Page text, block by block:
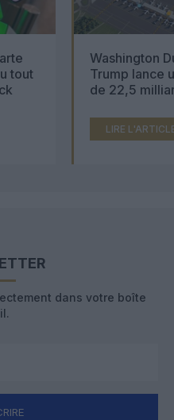
tout
Washington
Trump lance
de 22,5
LIRE
dans votre boîte